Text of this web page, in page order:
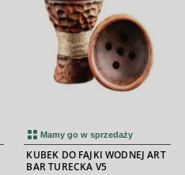
Mamy go w sprzedaży
KUBEK DO FAJKI WODNEJ ART
BAR TURECKA V5